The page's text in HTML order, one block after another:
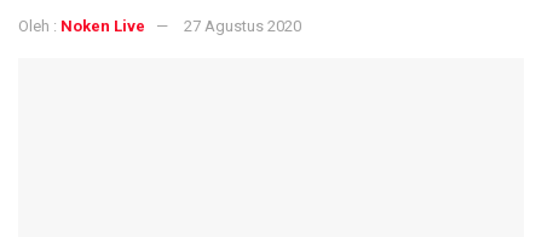
Oleh : Noken Live 27 Agustus 2020